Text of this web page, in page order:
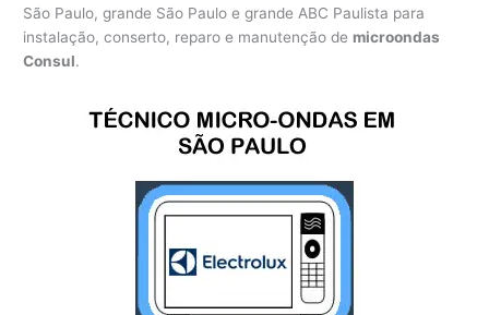
São Paulo, grande São Paulo e grande ABC Paulista para
instalação, conserto, reparo e manutenção de microondas
Consul.